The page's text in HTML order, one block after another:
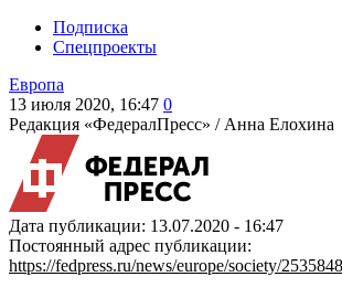
Подписка
Спецпроекты
Европа
13 июля 2020, 16:47 0
Редакция «ФедералПресс» / Анна Елохина
Дата публикации: 13.07.2020 - 16:47
Постоянный адрес публикации:
https://fedpress.ru/news/europe/society/2535848